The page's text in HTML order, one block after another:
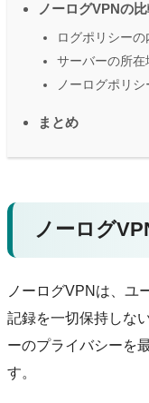
ノーログVPNの
ログポリシー
サーバーの所在
ノーログポリ
まとめ
ノーログ
ノーログVPNは、ユ
記録を一切保持しな
ーのプライバシーを
す。